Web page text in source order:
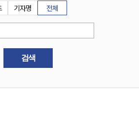
기자명 전체
검색